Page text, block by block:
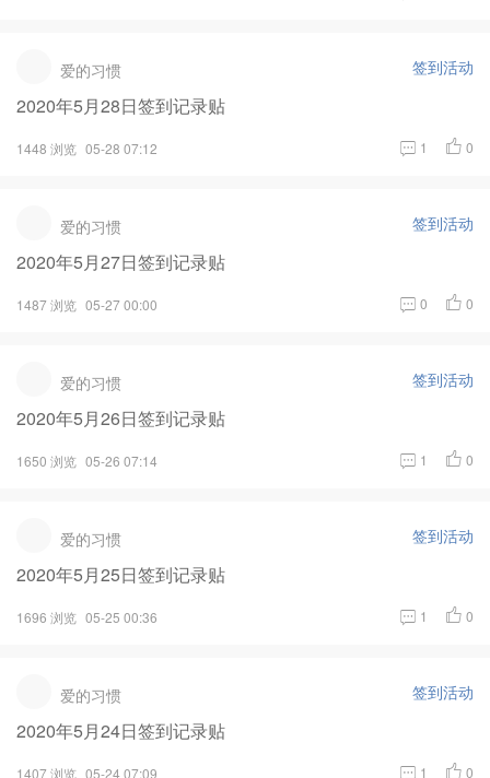
爱的习惯 签到活动
2020年5月28日签到记录贴
1448 浏览 05-28 07:12 1 0
爱的习惯 签到活动
2020年5月27日签到记录贴
1487 浏览 05-27 00:00 0 0
爱的习惯 签到活动
2020年5月26日签到记录贴
1650 浏览 05-26 07:14 1 0
爱的习惯 签到活动
2020年5月25日签到记录贴
1696 浏览 05-25 00:36 1 0
爱的习惯 签到活动
2020年5月24日签到记录贴
1407 浏览 05-24 07:09 1 0